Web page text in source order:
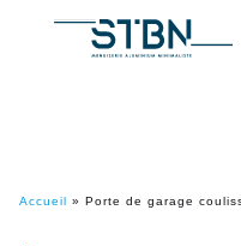
Accueil » Porte de garage